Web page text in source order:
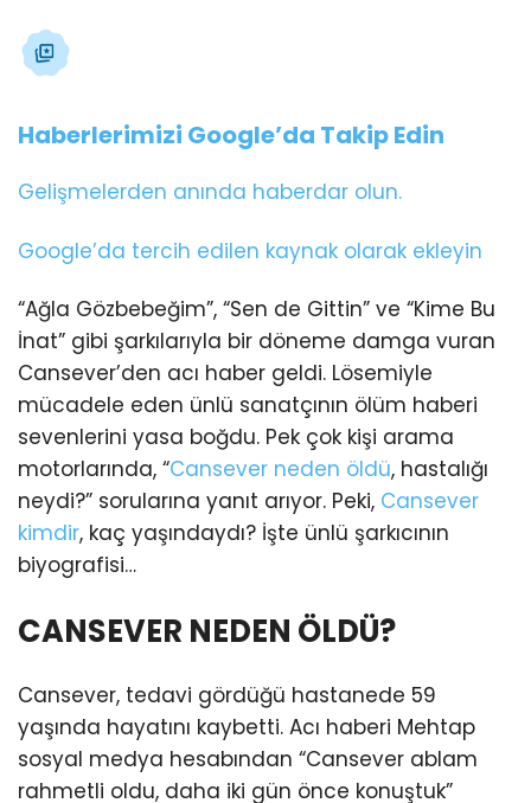
Haberlerimizi Google’da Takip Edin
Gelişmelerden anında haberdar olun.
Google’da tercih edilen kaynak olarak ekleyin
“Ağla Gözbebeğim”, “Sen de Gittin” ve “Kime Bu
İnat” gibi şarkılarıyla bir döneme damga vuran
Cansever’den acı haber geldi. Lösemiyle
mücadele eden ünlü sanatçının ölüm haberi
sevenlerini yasa boğdu. Pek çok kişi arama
motorlarında, “Cansever neden öldü, hastalığı
neydi?” sorularına yanıt arıyor. Peki, Cansever
kimdir, kaç yaşındaydı? İşte ünlü şarkıcının
biyografisi…
CANSEVER NEDEN ÖLDÜ?
Cansever, tedavi gördüğü hastanede 59
yaşında hayatını kaybetti. Acı haberi Mehtap
sosyal medya hesabından “Cansever ablam
rahmetli oldu, daha iki gün önce konuştuk”